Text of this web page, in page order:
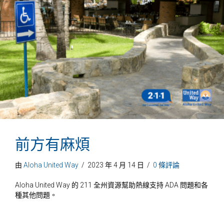
前方有麻煩
由 Aloha United Way / 2023 年 4 月 14 日 / 0 條評論
Aloha United Way 的 211 全州資源幫助熱線支持 ADA 問題和各
種其他問題。